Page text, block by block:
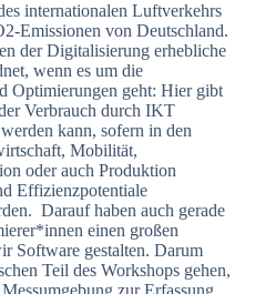
internationalen Luftverkehrs
Emissionen von Deutschland.
der Digitalisierung erhebliche
wenn es um die
Optimierungen geht: Hier gibt
Verbrauch durch IKT
kann, sofern in den
Mobilität,
oder auch Produktion
Effizienzpotentiale
Darauf haben auch gerade
einen großen
Software gestalten. Darum
Teil des Workshops gehen,
zur Erfassung